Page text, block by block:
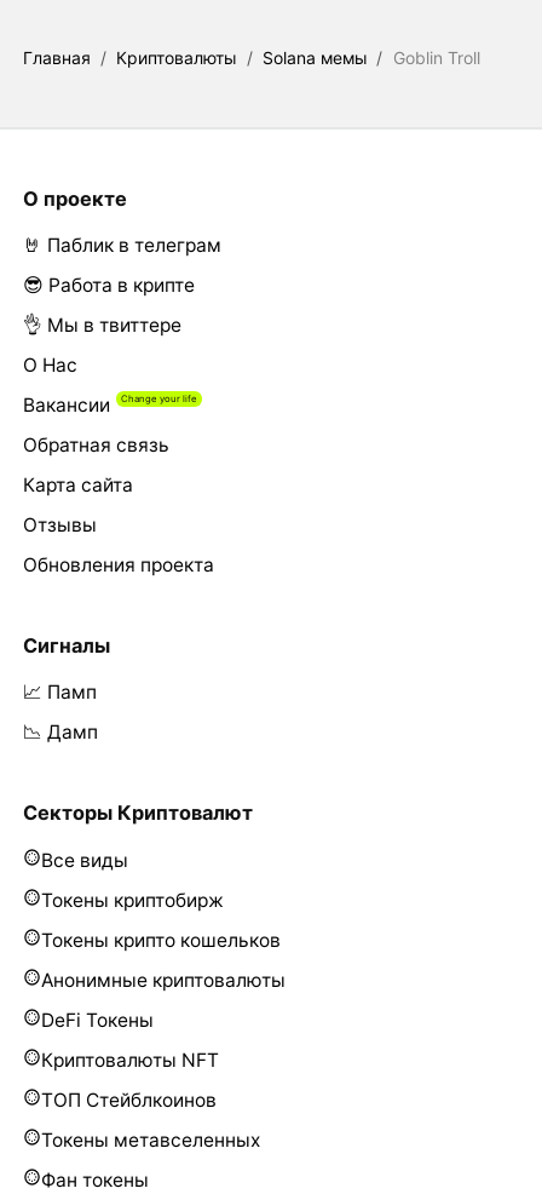
Главная / Криптовалюты / Solana мемы / Goblin Troll
О проекте
🤘 Паблик в телеграм
😎 Работа в крипте
👌 Мы в твиттере
О Нас
Вакансии
Обратная связь
Карта сайта
Отзывы
Обновления проекта
Сигналы
📈 Памп
📉 Дамп
Секторы Криптовалют
Все виды
Токены криптобирж
Токены крипто кошельков
Анонимные криптовалюты
DeFi Токены
Криптовалюты NFT
ТОП Стейблкоинов
Токены метавселенных
Фан токены